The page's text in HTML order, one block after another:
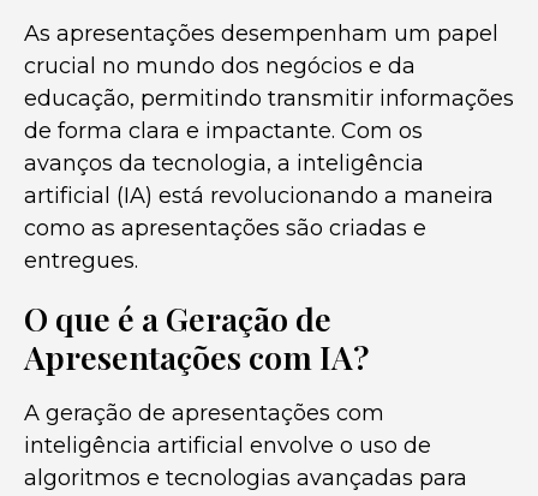
As apresentações desempenham um papel
crucial no mundo dos negócios e da
educação, permitindo transmitir informações
de forma clara e impactante. Com os
avanços da tecnologia, a inteligência
artificial (IA) está revolucionando a maneira
como as apresentações são criadas e
entregues.
O que é a Geração de
Apresentações com IA?
A geração de apresentações com
inteligência artificial envolve o uso de
algoritmos e tecnologias avançadas para